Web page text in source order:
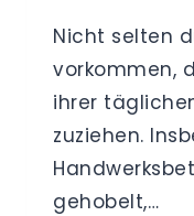
Nicht selten
vorkommen,
ihrer
zuziehen.
gehobelt,…